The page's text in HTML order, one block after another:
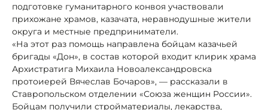
подготовке гуманитарного конвоя участвовали
прихожане храмов, казачата, неравнодушные жители
округа и местные предприниматели.
«На этот раз помощь направлена бойцам казачьей
бригады «Дон», в состав которой входит клирик храма
Архистратига Михаила Новоалександровска
протоиерей Вячеслав Бочаров», — рассказали в
Ставропольском отделении «Союза женщин России».
Бойцам получили стройматериалы, лекарства,